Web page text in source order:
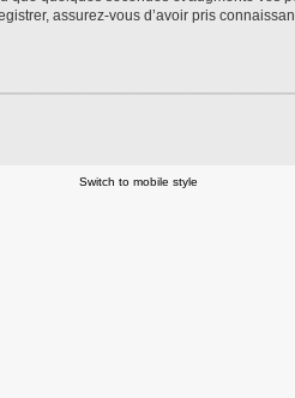
assurez-vous d’avoir pris
Switch to mobile style